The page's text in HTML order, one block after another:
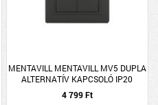
MENTAVILL MENTAVILL MV5 DUPLA
ALTERNATÍV KAPCSOLÓ IP20
FEKETE
4 799 Ft